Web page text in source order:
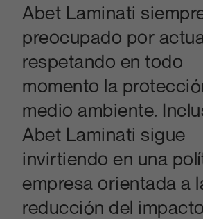
Abet Laminati
preocupado por
respetando en todo
momento la
medio ambiente.
Abet Laminati sigue
invirtiendo en una
empresa orientada a
reducción del impacto